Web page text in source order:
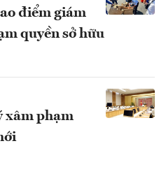
điểm giám
quyền sở hữu
xâm phạm